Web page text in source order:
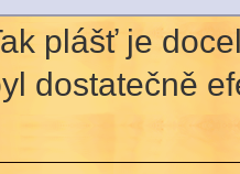
plášť je
dostatečně